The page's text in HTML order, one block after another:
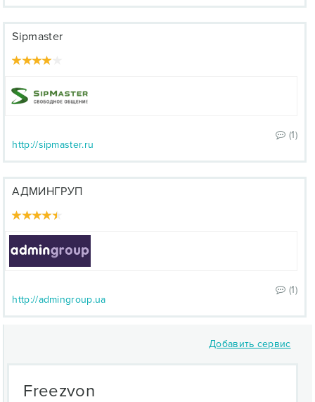
Sipmaster
(1)
http://sipmaster.ru
АДМИНГРУП
(1)
http://admingroup.ua
Добавить сервис
Freezvon